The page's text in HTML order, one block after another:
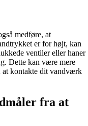
medføre, at
er for højt, kan
ventiler eller haner
Dette kan være mere
at kontakte dit vandværk
fra at